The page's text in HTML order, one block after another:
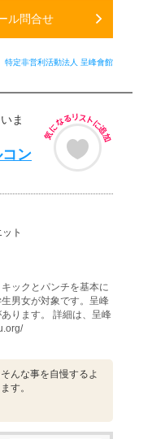
ル問合せ
特定非営利活動法人 呈峰會館
ま
ン
ト
ックとパンチを基本に
男女が対象です。呈峰
ります。 詳細は、呈峰
んな事を自慢するよ
す。